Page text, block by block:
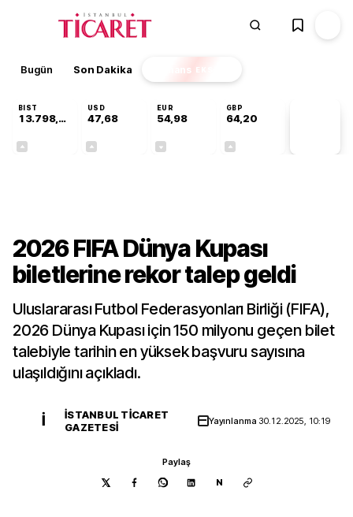
Bugün Son Dakika Finans EKSTRA
BIST
13.798,82
USD
47,68
EUR
54,98
GBP
64,20
2026 FIFA Dünya Kupası
biletlerine rekor talep geldi
Uluslararası Futbol Federasyonları Birliği (FIFA),
2026 Dünya Kupası için 150 milyonu geçen bilet
talebiyle tarihin en yüksek başvuru sayısına
ulaşıldığını açıkladı.
İ
İSTANBUL TICARET
GAZETESI
Yayınlanma 30.12.2025, 10:19
Paylaş
N